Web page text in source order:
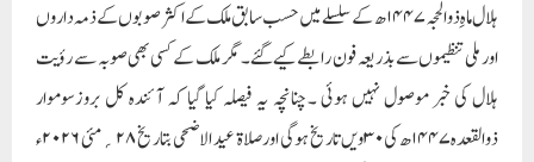
ہلال ماہِ ذوالحجہ ۷ ۱۴۴ھ کے سلسلے میں حسب سابق ملک کے اکثر صوبوں کے ذمہ داروں
اور ملی تنظیموں سے بذریعہ فون رابطے کیے گئے۔ مگر ملک کے کسی بھی صوبہ سے رؤیت
ہلال کی خبر موصول نہیں ہوئی ۔چنانچہ یہ فیصلہ کیا گیا کہ آئندہ کل بروزسوموار
ذوالقعدہ۱۴۴۷ھ کی۳۰ویں تاریخ ہوگی اور صلاۃ عید الاضحی بتاریخ ۲۸؍مئی ۲۰۲۶ء